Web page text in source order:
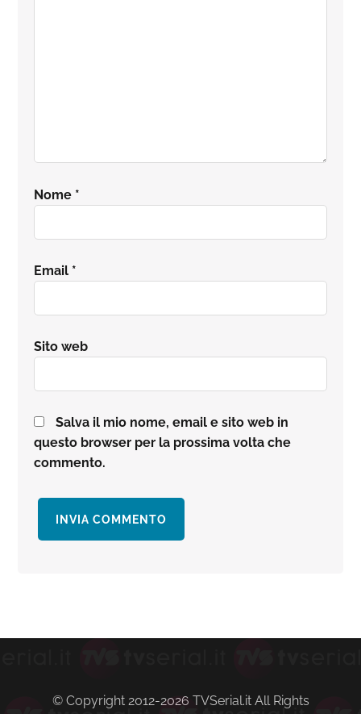
Nome *
Email *
Sito web
Salva il mio nome, email e sito web in
questo browser per la prossima volta che
commento.
primaria
© Copyright 2012-2026 TVSerial.it All Rights